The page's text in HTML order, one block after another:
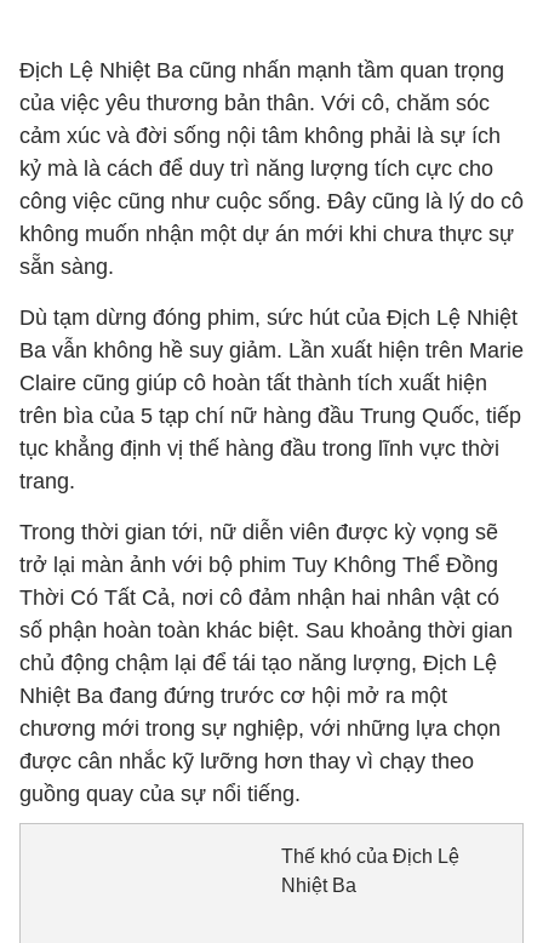
Địch Lệ Nhiệt Ba cũng nhấn mạnh tầm quan trọng
của việc yêu thương bản thân. Với cô, chăm sóc
cảm xúc và đời sống nội tâm không phải là sự ích
kỷ mà là cách để duy trì năng lượng tích cực cho
công việc cũng như cuộc sống. Đây cũng là lý do cô
không muốn nhận một dự án mới khi chưa thực sự
sẵn sàng.
Dù tạm dừng đóng phim, sức hút của Địch Lệ Nhiệt
Ba vẫn không hề suy giảm. Lần xuất hiện trên Marie
Claire cũng giúp cô hoàn tất thành tích xuất hiện
trên bìa của 5 tạp chí nữ hàng đầu Trung Quốc, tiếp
tục khẳng định vị thế hàng đầu trong lĩnh vực thời
trang.
Trong thời gian tới, nữ diễn viên được kỳ vọng sẽ
trở lại màn ảnh với bộ phim Tuy Không Thể Đồng
Thời Có Tất Cả, nơi cô đảm nhận hai nhân vật có
số phận hoàn toàn khác biệt. Sau khoảng thời gian
chủ động chậm lại để tái tạo năng lượng, Địch Lệ
Nhiệt Ba đang đứng trước cơ hội mở ra một
chương mới trong sự nghiệp, với những lựa chọn
được cân nhắc kỹ lưỡng hơn thay vì chạy theo
guồng quay của sự nổi tiếng.
Thế khó của Địch Lệ
Nhiệt Ba